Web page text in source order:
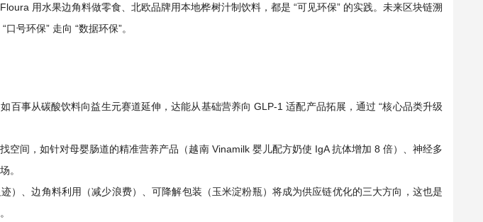
用水果边角料做零食、北欧品牌用本地桦树汁制饮料，都是 “可见环保” 的实践。未来区块链溯
号环保” 走向 “数据环保”。
百事从碳酸饮料向益生元赛道延伸，达能从基础营养向 GLP-1 适配产品拓展，通过 “核心品类升级
空间，如针对母婴肠道的精准营养产品（越南 Vinamilk 婴儿配方奶使 IgA 抗体增加 8 倍）、神经多
。
）、边角料利用（减少浪费）、可降解包装（玉米淀粉瓶）将成为供应链优化的三大方向，这也是